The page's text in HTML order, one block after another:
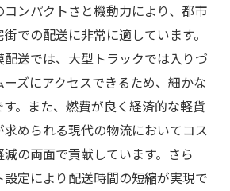
ンパクトさと機動力により、都市
での配送に非常に適しています。
送では、大型トラックでは入りづ
ズにアクセスできるため、細かな
。また、燃費が良く経済的な軽貨
められる現代の物流においてコス
減の両面で貢献しています。さら
定により配送時間の短縮が実現で